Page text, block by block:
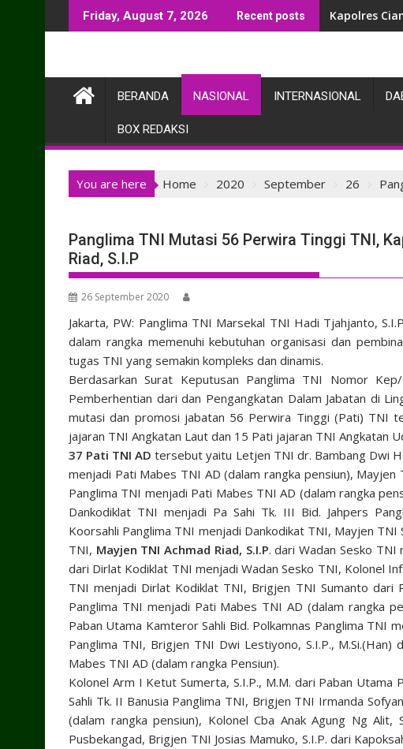
to
Friday, August 7, 2026 Recent posts Kapolres
BERANDA NASIONAL INTERNASIONAL
BOX REDAKSI
You are here Home 2020 September 26
Panglima TNI Mutasi 56 Perwira Tinggi TNI,
Riad, S.I.P
26 September 2020
Jakarta, PW: Panglima TNI Marsekal TNI Hadi Tjahjanto,
dalam rangka memenuhi kebutuhan organisasi dan
tugas TNI yang semakin kompleks dan dinamis.
Berdasarkan Surat Keputusan Panglima TNI Nomor
Pemberhentian dari dan Pengangkatan Dalam Jabatan di
mutasi dan promosi jabatan 56 Perwira Tinggi (Pati) TNI
jajaran TNI Angkatan Laut dan 15 Pati jajaran TNI Angkatan
37 Pati TNI AD tersebut yaitu Letjen TNI dr. Bambang Dwi
menjadi Pati Mabes TNI AD (dalam rangka pensiun),
Panglima TNI menjadi Pati Mabes TNI AD (dalam rangka
Dankodiklat TNI menjadi Pa Sahi Tk. III Bid. Jahpers
Koorsahli Panglima TNI menjadi Dankodikat TNI, Mayjen
TNI, Mayjen TNI Achmad Riad, S.I.P. dari Wadan Sesko
dari Dirlat Kodiklat TNI menjadi Wadan Sesko TNI, Kolonel
TNI menjadi Dirlat Kodiklat TNI, Brigjen TNI Sumanto dari
Panglima TNI menjadi Pati Mabes TNI AD (dalam rangka
Paban Utama Kamteror Sahli Bid. Polkamnas Panglima TNI
Panglima TNI, Brigjen TNI Dwi Lestiyono, S.I.P.,
Mabes TNI AD (dalam rangka Pensiun).
Kolonel Arm I Ketut Sumerta, S.I.P., M.M. dari Paban Utama
Sahli Tk. II Banusia Panglima TNI, Brigjen TNI Irmanda
(dalam rangka pensiun), Kolonel Cba Anak Agung Ng Alit,
Pusbekangad, Brigjen TNI Josias Mamuko, S.I.P. dari